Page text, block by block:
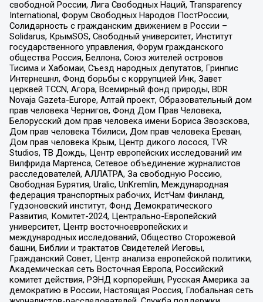
свободной России, Лига Свободных Наций, Transparеncy
International, Форум Свободных Народов ПостРоссии,
Солидарность с гражданским движением в России –
Solidarus, КрымSOS, Свободный университет, Институт
государственного управления, Форум гражданского
общества Россия, Беллона, Союз жителей островов
Тисима и Хабомаи, Съезд народных депутатов, Гринпис
Интернешнл, Фонд борьбы с коррупцией Инк, Завет
церквей TCCN, Агора, Всемирный фонд природы, BDR
Novaja Gazeta-Europe, Алтай проект, Образовательный дом
прав человека Чернигов, Фонд Дом Прав Человека,
Белорусский дом прав человека имени Бориса Звозскова,
Дом прав человека Тбилиси, Дом прав человека Ереван,
Дом прав человека Крым, Центр дикого лосося, TVR
Studios, ТВ Дождь, Центр европейских исследований им
Вилфрида Мартенса, Сетевое объединение журналистов
расследователей, АЛЛАТРА, За свободную Россию,
Свободная Бурятия, Uralic, UnKremlin, Международная
федерация транспортных рабочих, ИстЧам Финланд,
Гудзоновский институт, Фонд Демократического
Развития, Комитет-2024, Центрально-Европейский
университет, Центр восточноевропейских и
международных исследований, Общество Сторожевой
башни, Библии и трактатов Свидетелей Иеговы,
Гражданский Совет, Центр анализа европейской политики,
Академическая сеть Восточная Европа, Российский
комитет действия, РЭНД корпорейшн, Русская Америка за
демократию в России, Настоящая Россия, Глобальная сеть